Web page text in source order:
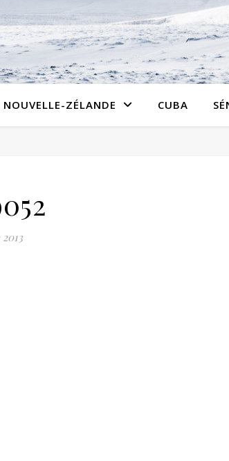
NOUVELLE-ZÉLANDE CUBA